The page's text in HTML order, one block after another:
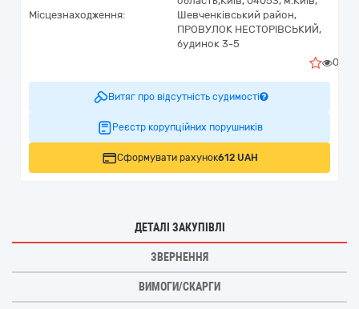
Місцезнаходження:
Шевченківський район,
ПРОВУЛОК НЕСТОРІВСЬКИЙ,
будинок 3-5
0
Витяг про відсутність судимості
Реєстр корупційних порушників
Сформувати рахунок612 UAH
ДЕТАЛІ ЗАКУПІВЛІ
ЗВЕРНЕННЯ
ВИМОГИ/СКАРГИ